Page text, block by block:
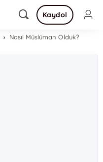
Kaydol
Nasıl Müslüman Olduk?